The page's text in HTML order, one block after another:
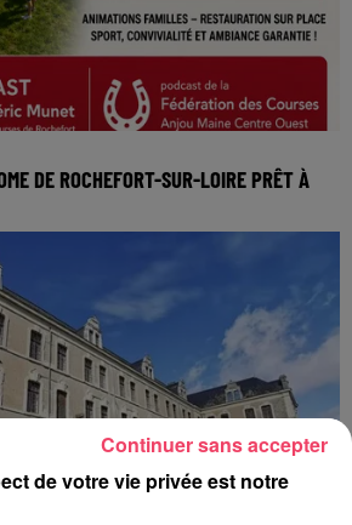
DE ROCHEFORT-SUR-LOIRE PRÊT À
de votre vie privée est notre
Continuer sans accepter